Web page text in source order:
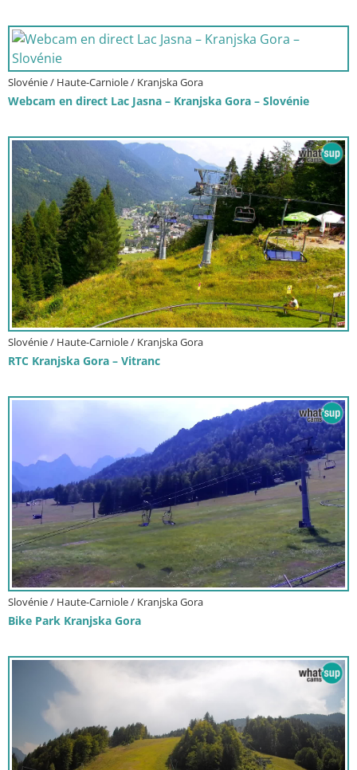
Slovénie / Haute-Carniole / Kranjska Gora
Webcam en direct Lac Jasna – Kranjska Gora – Slovénie
Slovénie / Haute-Carniole / Kranjska Gora
RTC Kranjska Gora – Vitranc
Slovénie / Haute-Carniole / Kranjska Gora
Bike Park Kranjska Gora